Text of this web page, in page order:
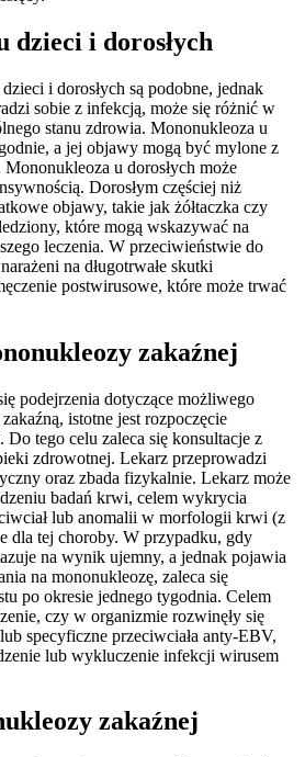
dzieci i dorosłych
i dorosłych są podobne, jednak
sobie z infekcją, może się różnić w
stanu zdrowia. Mononukleoza u
a jej objawy mogą być mylone z
u dorosłych może
Dorosłym częściej niż
objawy, takie jak żółtaczka czy
które mogą wskazywać na
leczenia. W przeciwieństwie do
na długotrwałe skutki
postwirusowe, które może trwać
zakaźnej
podejrzenia dotyczące możliwego
istotne jest rozpoczęcie
tego celu zaleca się konsultacje z
zdrowotnej. Lekarz przeprowadzi
oraz zbada fizykalnie. Lekarz może
badań krwi, celem wykrycia
lub anomalii w morfologii krwi (z
dla tej choroby. W przypadku, gdy
na wynik ujemny, a jednak pojawia
na mononukleozę, zaleca się
po okresie jednego tygodnia. Celem
czy w organizmie rozwinęły się
specyficzne przeciwciała anty-EBV,
lub wykluczenie infekcji wirusem
zakaźnej